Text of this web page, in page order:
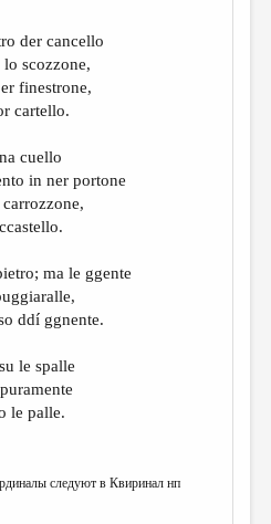
der cancello
lo scozzone,
finestrone,
cartello.
cuello
in ner portone
ma le ggente
ddí ggnente.
le spalle
le palle.
следуют в Квиринал нп